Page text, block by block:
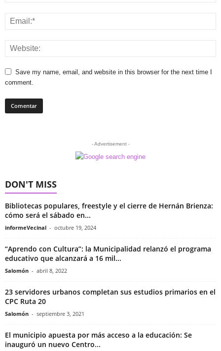
Save my name, email, and website in this browser for the next time I
comment.
- Advertisement -
DON'T MISS
Bibliotecas populares, freestyle y el cierre de Hernán Brienza:
cómo será el sábado en...
informeVecinal - octubre 19, 2024
“Aprendo con Cultura”: la Municipalidad relanzó el programa
educativo que alcanzará a 16 mil...
Salomón - abril 8, 2022
23 servidores urbanos completan sus estudios primarios en el
CPC Ruta 20
Salomón - septiembre 3, 2021
El municipio apuesta por más acceso a la educación: Se
inauguró un nuevo Centro...